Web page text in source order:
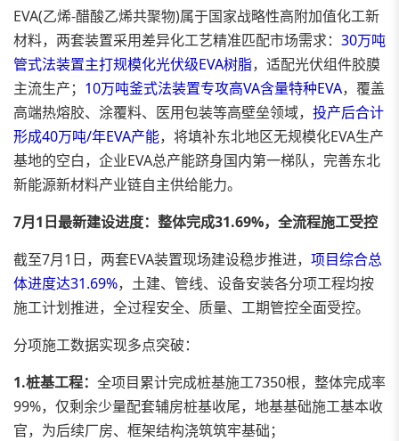
EVA(乙烯-醋酸乙烯共聚物)属于国家战略性高附加值化工新
材料，两套装置采用差异化工艺精准匹配市场需求： 30万吨
管式法装置主打规模化光伏级EVA树脂，适配光伏组件胶膜
主流生产； 10万吨釜式法装置专攻高VA含量特种EVA，覆盖
高端热熔胶、涂覆料、医用包装等高壁垒领域， 投产后合计
形成40万吨/年EVA产能，将填补东北地区无规模化EVA生产
基地的空白，企业EVA总产能跻身国内第一梯队，完善东北
新能源新材料产业链自主供给能力。
7月1日最新建设进度：整体完成31.69%，全流程施工受控
截至7月1日，两套EVA装置现场建设稳步推进， 项目综合总
体进度达31.69%，土建、管线、设备安装各分项工程均按
施工计划推进，全过程安全、质量、工期管控全面受控。
分项施工数据实现多点突破：
1.桩基工程： 全项目累计完成桩基施工7350根，整体完成率
99%，仅剩余少量配套辅房桩基收尾，地基基础施工基本收
官，为后续厂房、框架结构浇筑筑牢基础；